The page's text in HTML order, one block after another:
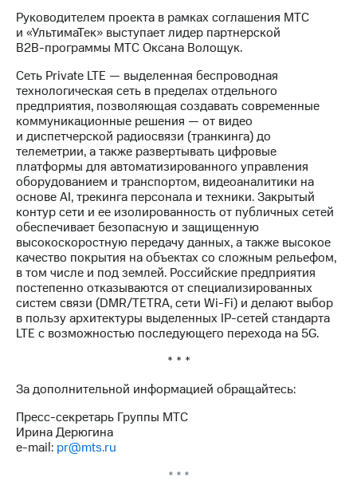
облигаций
Другое
Реквизиты
Контакты
развитие
деловая этика
На главную
Руководителем проекта в рамках соглашения МТС
и «УльтимаТек» выступает лидер партнерской
B2B-программы МТС Оксана Волощук.
Сеть Private LTE — выделенная беспроводная
технологическая сеть в пределах отдельного
предприятия, позволяющая создавать современные
коммуникационные решения — от видео
и диспетчерской радиосвязи (транкинга) до
телеметрии, а также развертывать цифровые
платформы для автоматизированного управления
оборудованием и транспортом, видеоаналитики на
основе AI, трекинга персонала и техники. Закрытый
контур сети и ее изолированность от публичных сетей
обеспечивает безопасную и защищенную
высокоскоростную передачу данных, а также высокое
качество покрытия на объектах со сложным рельефом,
в том числе и под землей. Российские предприятия
постепенно отказываются от специализированных
систем связи (DMR/TETRA, сети Wi-Fi) и делают выбор
в пользу архитектуры выделенных IP-сетей стандарта
LTE с возможностью последующего перехода на 5G.
* * *
За дополнительной информацией обращайтесь:
Пресс-секретарь Группы МТС
Ирина Дерюгина
e-mail: pr@mts.ru
* * *